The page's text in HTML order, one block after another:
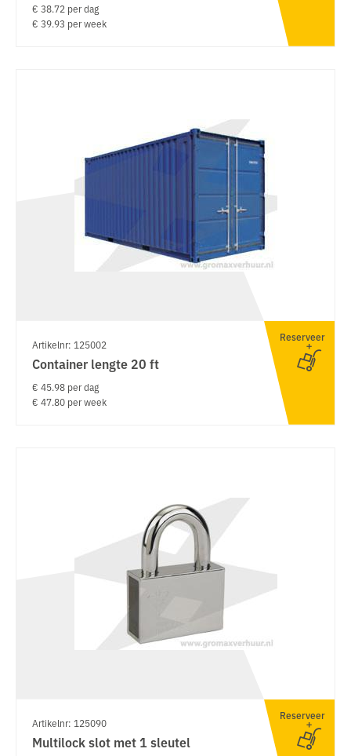
€ 38.72 per dag
€ 39.93 per week
Artikelnr: 125002
Container lengte 20 ft
€ 45.98 per dag
€ 47.80 per week
Reserveer
Artikelnr: 125090
Multilock slot met 1 sleutel
Reserveer